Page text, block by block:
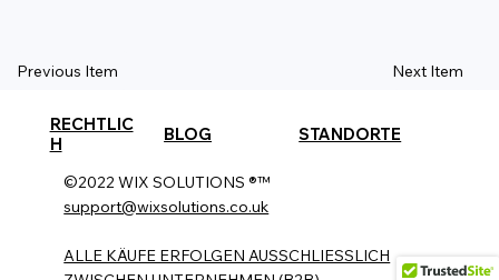
Previous Item Next Item
RECHTLIC
H
BLOG STANDORTE
©2022 WIX SOLUTIONS ®™
support@wixsolutions.co.uk
ALLE KÄUFE ERFOLGEN AUSSCHLIESSLICH